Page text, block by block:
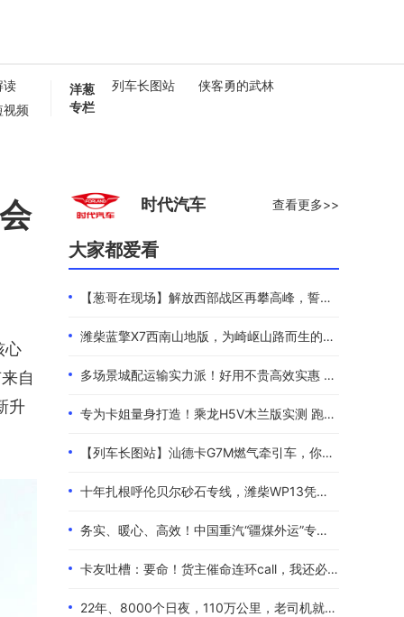
读
视频
洋葱
专栏
列车长图站 侠客勇的武林
心
自
升
时代汽车 查看更多>>
大家都爱看
【葱哥在现场】解放西部战区再攀高峰，誓夺全年4.4万辆
潍柴蓝擎X7西南山地版，为崎岖山路而生的高效物流伙伴
多场景城配运输实力派！好用不贵高效实惠 101度4米2选蓝擎EHMAX
专为卡姐量身打造！乘龙H5V木兰版实测 跑长途的糟心事全都解决了
【列车长图站】汕德卡G7M燃气牵引车，你是来“搅局”的吧？
十年扎根呼伦贝尔砂石专线，潍柴WP13凭硬核实力伴80后卡友创收增收
务实、暖心、高效！中国重汽“疆煤外运”专属服务政策体验报告
卡友吐槽：要命！货主催命连环call，我还必须四小时歇一次！
22年、8000个日夜，110万公里，老司机就是偏爱中国重汽！